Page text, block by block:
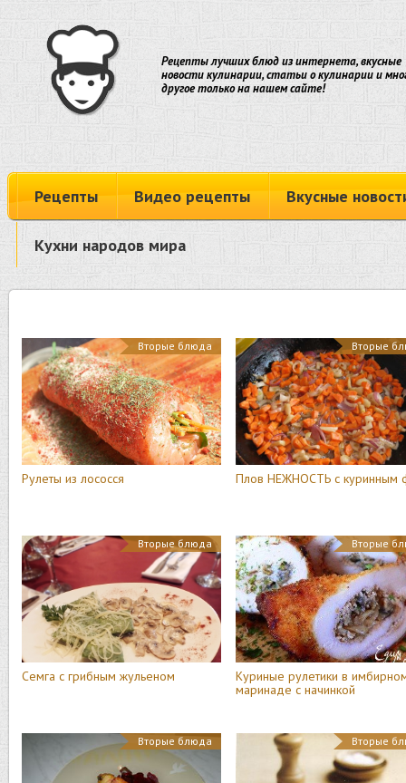
Рецепты лучших блюд из интернета, вкусные
новости кулинарии, статьи о кулинарии и
другое только на нашем сайте!
Рецепты Видео рецепты Вкусные
Кухни народов мира
Вторые блюда
Рулеты из лососся
Вторые
Плов НЕЖНОСТЬ с куринным
Вторые блюда
Семга с грибным жульеном
Вторые
Куриные рулетики в
маринаде с начинкой
Вторые блюда Вторые